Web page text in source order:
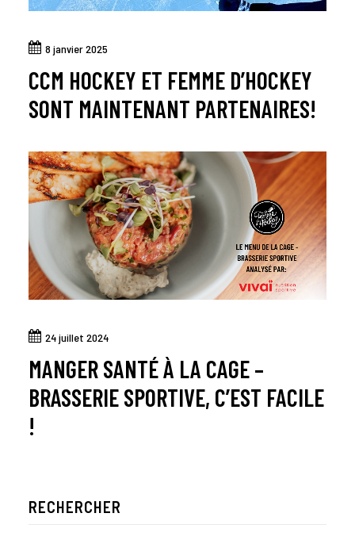
8 janvier 2025
CCM HOCKEY ET FEMME D’HOCKEY
SONT MAINTENANT PARTENAIRES!
24 juillet 2024
MANGER SANTÉ À LA CAGE –
BRASSERIE SPORTIVE, C’EST FACILE
!
RECHERCHER